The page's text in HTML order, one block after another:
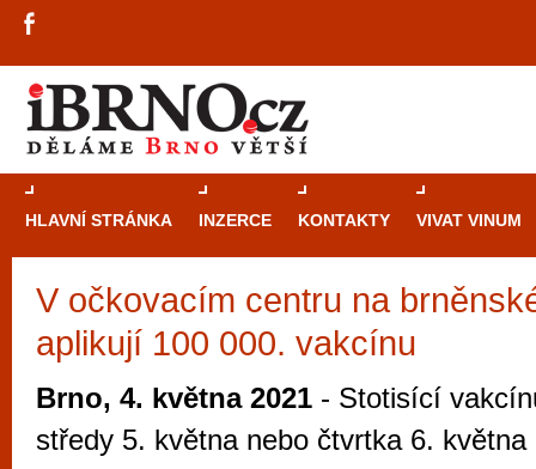
HLAVNÍ STRÁNKA INZERCE KONTAKTY VIVAT VINUM
V očkovacím centru na
aplikují 100 000. vakcínu
Brno, 4. května 2021 - Stotisící
středy 5. května nebo čtvrtka 6. května
Průvodce
Brně: Od
Brno je